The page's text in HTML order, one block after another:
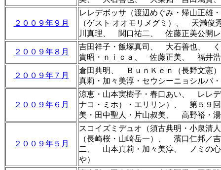
２００９年９月
レレデボッサ（渡辺めぐみ・帰山正雄
（ゲスト オオモリメグミ）、 天満俊
川真理、 関口祐二
、佐藤正美公開
２００９年８月
吉田祥子・飯塚真司、 大石善也、
貴昭・ｎｉｃａ、 佐藤正美 、 福井
２００９年７月
倉田典明、 ＢｕｎＫｅｎ（長野文
真莉・加々美淳・セウシーニョシルバ
２００９年６月
涼恵・山本実樹子・春口あい、
レレ
ナコ・ミホ）・エリリン）、 第５９
美・田中聖人・片山叔美、 高野裕・
２００９年５月
スコイズミデュオ（須古典明・小泉清
（長崎桜・山崎岳一）、 濱口仁邦／
二
、 山本真莉・加々美淳、 ノミの
や）